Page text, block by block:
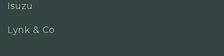
Isuzu
Lynk & Co